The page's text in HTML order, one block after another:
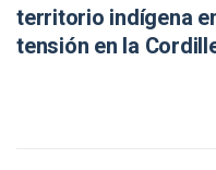
territorio indígena
tensión en la